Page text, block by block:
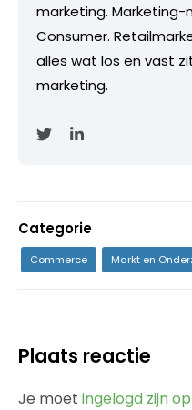
marketing. Marketing-
Consumer.
alles wat los en vast
marketing.
Categorie
Commerce Markt en
Plaats reactie
Je moet ingelogd zijn op